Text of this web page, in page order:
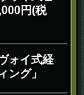
円(税
ォイ式経
ング」